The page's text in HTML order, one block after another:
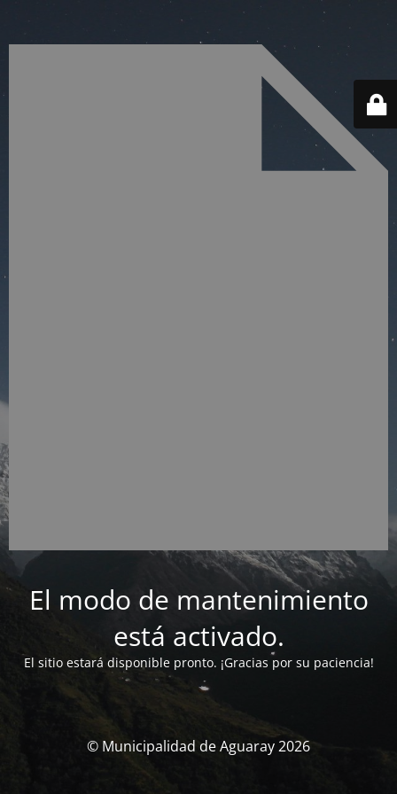
El modo de mantenimiento
está activado.
El sitio estará disponible pronto. ¡Gracias por su paciencia!
© Municipalidad de Aguaray 2026